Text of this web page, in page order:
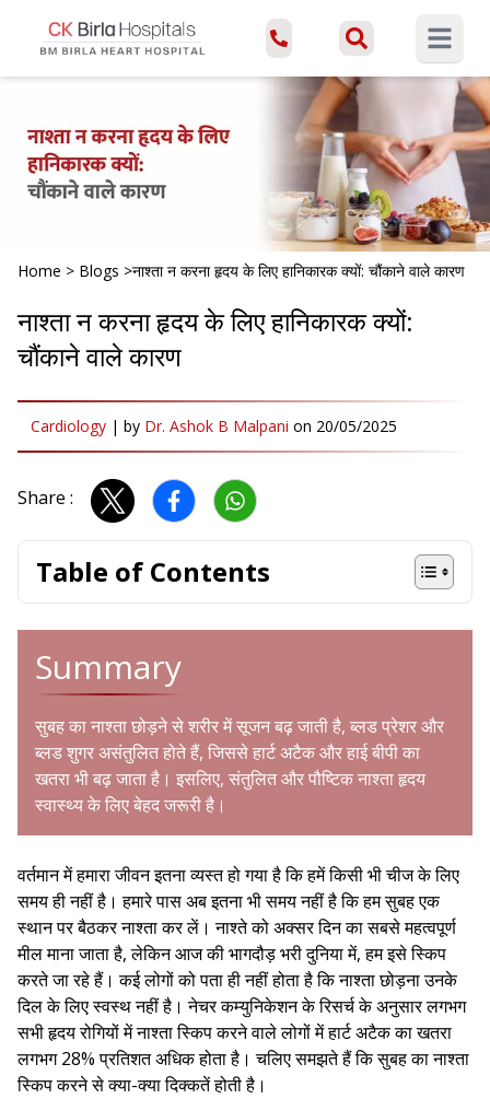
Open
Home > Blogs >नाश्ता न करना हृदय के लिए हानिकारक क्यों: चौंकाने वाले कारण
नाश्ता न करना हृदय के लिए हानिकारक क्यों:
चौंकाने वाले कारण
Cardiology | by Dr. Ashok B Malpani on 20/05/2025
Share :
Table of Contents
Summary
सुबह का नाश्ता छोड़ने से शरीर में सूजन बढ़ जाती है, ब्लड प्रेशर और
ब्लड शुगर असंतुलित होते हैं, जिससे हार्ट अटैक और हाई बीपी का
खतरा भी बढ़ जाता है। इसलिए, संतुलित और पौष्टिक नाश्ता हृदय
स्वास्थ्य के लिए बेहद जरूरी है।
वर्तमान में हमारा जीवन इतना व्यस्त हो गया है कि हमें किसी भी चीज के लिए
समय ही नहीं है। हमारे पास अब इतना भी समय नहीं है कि हम सुबह एक
स्थान पर बैठकर नाश्ता कर लें। नाश्ते को अक्सर दिन का सबसे महत्वपूर्ण
मील माना जाता है, लेकिन आज की भागदौड़ भरी दुनिया में, हम इसे स्किप
करते जा रहे हैं। कई लोगों को पता ही नहीं होता है कि नाश्ता छोड़ना उनके
दिल के लिए स्वस्थ नहीं है। नेचर कम्युनिकेशन के रिसर्च के अनुसार लगभग
सभी हृदय रोगियों में नाश्ता स्किप करने वाले लोगों में हार्ट अटैक का खतरा
लगभग 28% प्रतिशत अधिक होता है। चलिए समझते हैं कि सुबह का नाश्ता
स्किप करने से क्या-क्या दिक्कतें होती है।